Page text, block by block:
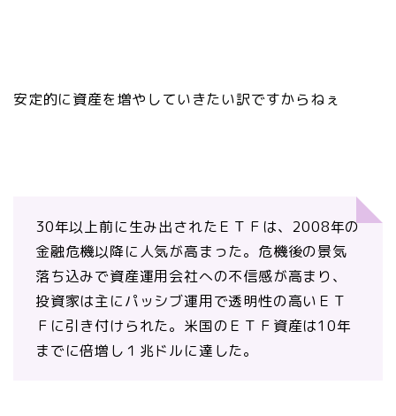
安定的に資産を増やしていきたい訳ですからねぇ
30年以上前に生み出されたＥＴＦは、2008年の
金融危機以降に人気が高まった。危機後の景気
落ち込みで資産運用会社への不信感が高まり、
投資家は主にパッシブ運用で透明性の高いＥＴ
Ｆに引き付けられた。米国のＥＴＦ資産は10年
までに倍増し１兆ドルに達した。